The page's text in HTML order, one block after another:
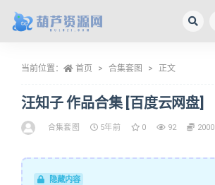
当前位置： 首页 合集套图 正文
汪知子 作品合集 [百度云网盘]
合集套图 5年前 0 92 2000
隐藏内容